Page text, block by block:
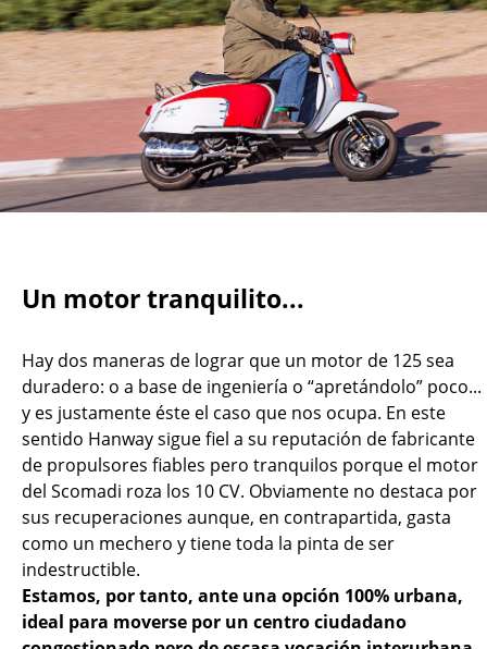
Un motor tranquilito...
Hay dos maneras de lograr que un motor de 125 sea
duradero: o a base de ingeniería o “apretándolo” poco...
y es justamente éste el caso que nos ocupa. En este
sentido Hanway sigue fiel a su reputación de fabricante
de propulsores fiables pero tranquilos porque el motor
del Scomadi roza los 10 CV. Obviamente no destaca por
sus recuperaciones aunque, en contrapartida, gasta
como un mechero y tiene toda la pinta de ser
indestructible.
Estamos, por tanto, ante una opción 100% urbana,
ideal para moverse por un centro ciudadano